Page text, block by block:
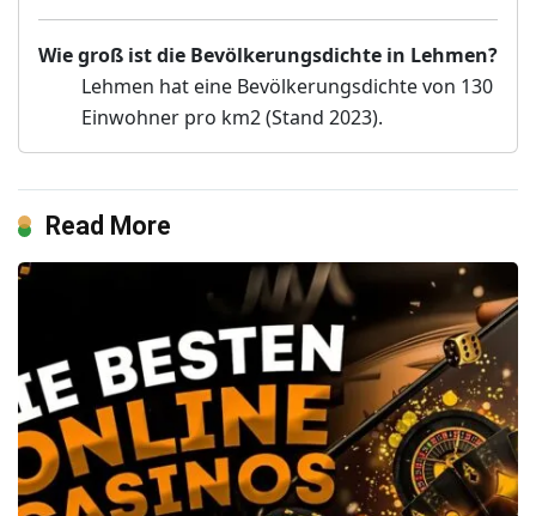
Wie groß ist die Bevölkerungsdichte in Lehmen?
Lehmen hat eine Bevölkerungsdichte von 130
Einwohner pro km2 (Stand 2023).
Read More